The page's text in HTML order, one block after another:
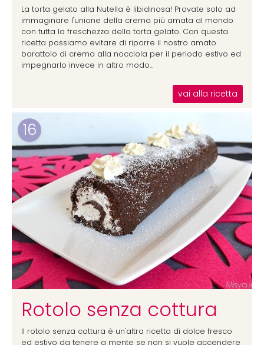
La torta gelato alla Nutella è libidinosa! Provate solo ad
immaginare l'unione della crema più amata al mondo
con tutta la freschezza della torta gelato. Con questa
ricetta possiamo evitare di riporre il nostro amato
barattolo di crema alla nocciola per il periodo estivo ed
impegnarlo invece in altro modo...
vai alla ricetta
16
Rotolo senza cottura
Il rotolo senza cottura è un'altra ricetta di dolce fresco
ed estivo da tenere a mente se non si vuole accendere